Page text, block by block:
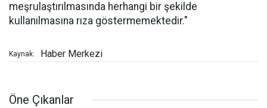
meşrulaştırılmasında herhangi bir şekilde
kullanılmasına rıza göstermemektedir."
Kaynak: Haber Merkezi
Öne Çıkanlar